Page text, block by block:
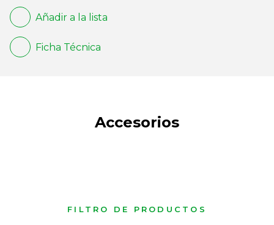
Añadir a la lista
Ficha Técnica
Accesorios
FILTRO DE PRODUCTOS